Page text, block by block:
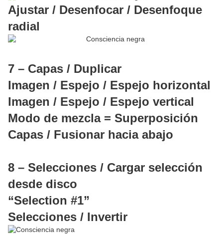
Ajustar / Desenfocar / Desenfoque
radial
7 – Capas / Duplicar
Imagen / Espejo / Espejo horizontal
Imagen / Espejo / Espejo vertical
Modo de mezcla = Superposición
Capas / Fusionar hacia abajo
8 – Selecciones / Cargar selección
desde disco
“Selection #1”
Selecciones / Invertir